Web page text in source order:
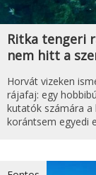
Ritka tengeri
nem hitt a
Horvát vizeken
rájafaj: egy
kutatók számára a
korántsem egyedi